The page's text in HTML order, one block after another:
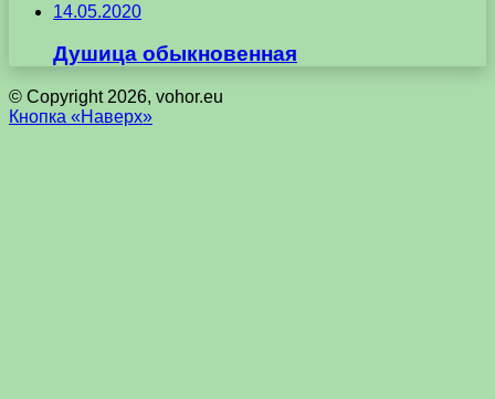
14.05.2020
Душица обыкновенная
© Copyright 2026, vohor.eu
Кнопка «Наверх»